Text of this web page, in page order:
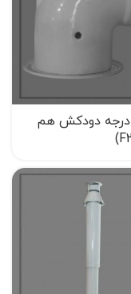
زانو 90 درجه دودکش هم